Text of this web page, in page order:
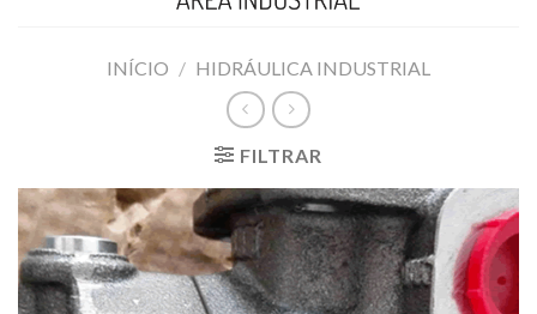
INÍCIO / HIDRÁULICA INDUSTRIAL
FILTRAR